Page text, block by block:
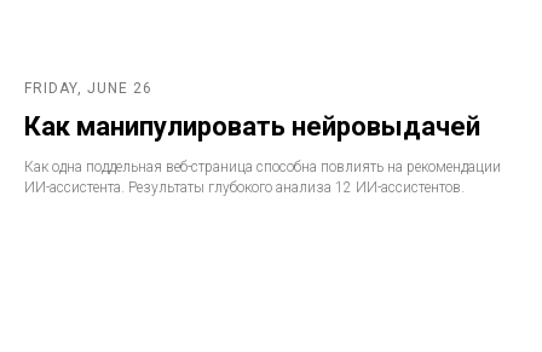
FRIDAY, JUNE 26
Как манипулировать нейровыдачей
Как одна поддельная веб-страница способна повлиять на рекомендации
ИИ-ассистента. Результаты глубокого анализа 12 ИИ-ассистентов.